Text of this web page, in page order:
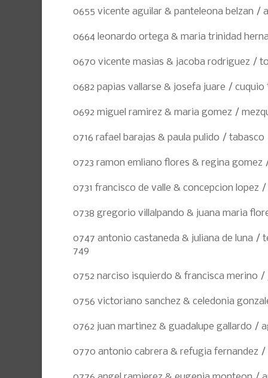
0655 vicente aguilar & panteleona belzan /
0664 leonardo ortega & maria trinidad
0670 vicente masias & jacoba rodriguez /
0682 papias vallarse & josefa juare /
0692 miguel ramirez & maria gomez /
0716 rafael barajas & paula pulido / tabasco
0723 ramon emliano flores & regina gomez
0731 francisco de valle & concepcion lopez
0738 gregorio villalpando & juana maria
0747 antonio castaneda & juliana de luna /
749
0752 narciso isquierdo & francisca merino /
0756 victoriano sanchez & celedonia
0762 juan martinez & guadalupe gallardo /
0770 antonio cabrera & refugia fernandez /